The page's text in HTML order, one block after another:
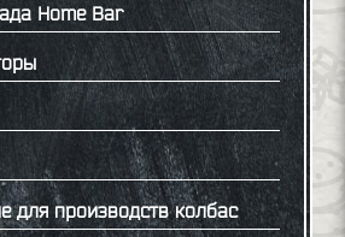
Home Bar
для производств колбас